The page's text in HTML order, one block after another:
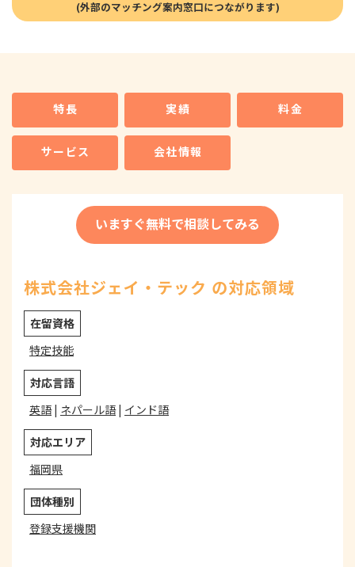
特長 実績 料金
サービス 会社情報
いますぐ無料で相談してみる
株式会社ジェイ・テック の対応領域
在留資格
特定技能
対応言語
英語| ネパール語| インド語
対応エリア
福岡県
団体種別
登録支援機関